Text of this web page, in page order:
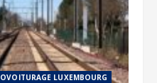
LUXEMBOURG